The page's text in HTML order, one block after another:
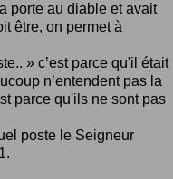
porte au diable et avait
être, on permet à
» c’est parce qu'il était
n’entendent pas la
parce qu'ils ne sont pas
poste le Seigneur